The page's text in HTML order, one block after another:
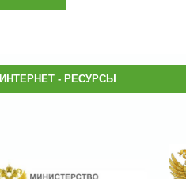
- РЕСУРСЫ